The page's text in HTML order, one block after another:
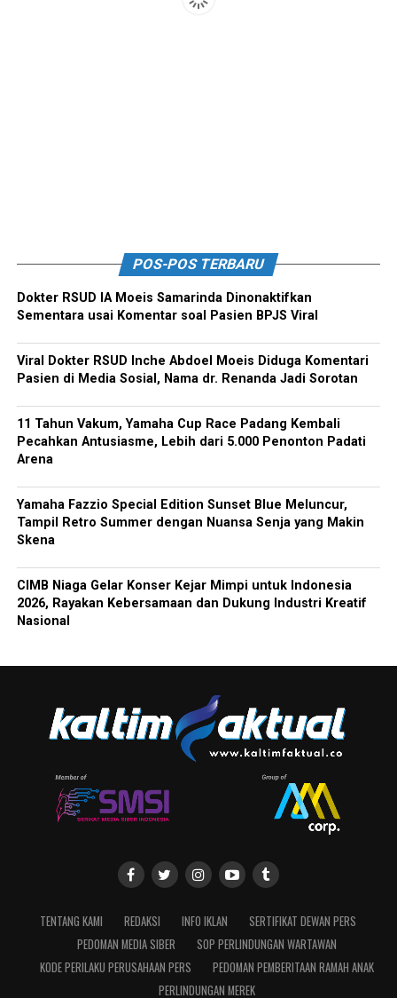
POS-POS TERBARU
Dokter RSUD IA Moeis Samarinda Dinonaktifkan
Sementara usai Komentar soal Pasien BPJS Viral
Viral Dokter RSUD Inche Abdoel Moeis Diduga Komentari
Pasien di Media Sosial, Nama dr. Renanda Jadi Sorotan
11 Tahun Vakum, Yamaha Cup Race Padang Kembali
Pecahkan Antusiasme, Lebih dari 5.000 Penonton Padati
Arena
Yamaha Fazzio Special Edition Sunset Blue Meluncur,
Tampil Retro Summer dengan Nuansa Senja yang Makin
Skena
CIMB Niaga Gelar Konser Kejar Mimpi untuk Indonesia
2026, Rayakan Kebersamaan dan Dukung Industri Kreatif
Nasional
TENTANG KAMI REDAKSI INFO IKLAN
SERTIFIKAT DEWAN PERS
PEDOMAN MEDIA SIBER
SOP PERLINDUNGAN WARTAWAN
KODE PERILAKU PERUSAHAAN PERS
PEDOMAN PEMBERITAAN RAMAH ANAK
PERLINDUNGAN MEREK